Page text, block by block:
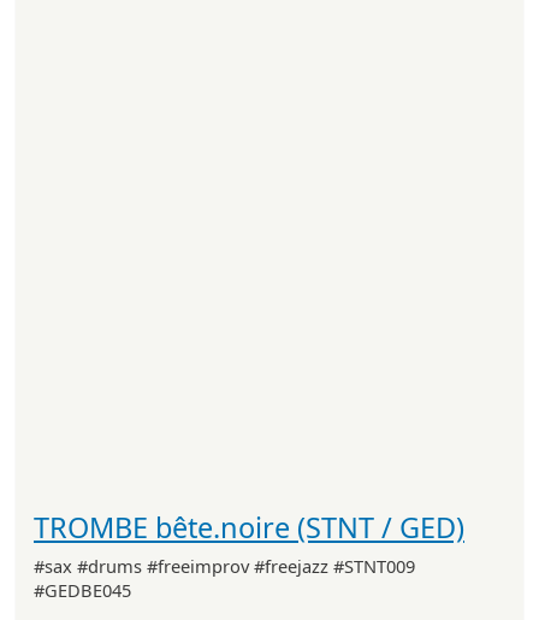
TROMBE bête.noire (STNT / GED)
#sax #drums #freeimprov #freejazz #STNT009
#GEDBE045